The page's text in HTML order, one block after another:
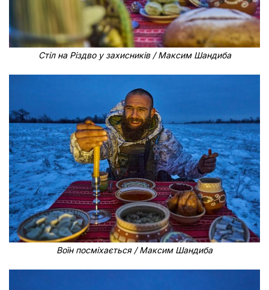
Стіл на Різдво у захисників / Максим Шандиба
Воїн посміхається / Максим Шандиба